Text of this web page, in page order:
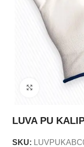
Clique para
LUVA PU
SKU: